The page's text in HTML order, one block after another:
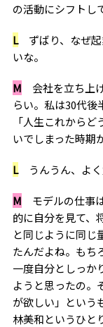
の活動にシフトし
Lずばり、なぜ起
いな。
M 会社を立ち上
らい。私は30代後
「人生これから
いでしまった時期
Lうんうん、よく
M モデルの仕事
的に自分を見て、
と同じように同じ
たんだよね。もち
一度自分としっか
ようと思ったの。
が欲しい」という
林美和というひと